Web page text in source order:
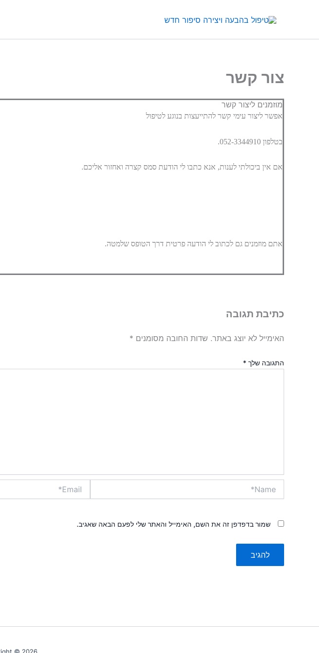
צור קשר
מוזמנים ליצור קשר
אפשר ליצור עימי קשר להתייעצות בנוגע לטיפול
בטלפון 052-3344910.
אם אין ביכולתי לענות, אנא כתבו לי הודעת סמס קצרה ואחזור אליכם.
אתם מוזמנים גם לכתוב לי הודעה פרטית דרך הטופס שלמטה.
כתיבת תגובה
האימייל לא יוצג באתר. שדות החובה מסומנים *
התגובה שלך *
שמור בדפדפן זה את השם, האימייל והאתר שלי לפעם הבאה שאגיב.